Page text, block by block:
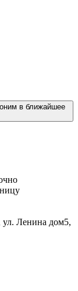
в ближайшее
ул. Ленина дом5,